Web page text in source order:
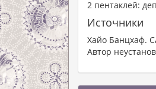
2 пентаклей:
Источники
Хайо Банцхаф.
Автор